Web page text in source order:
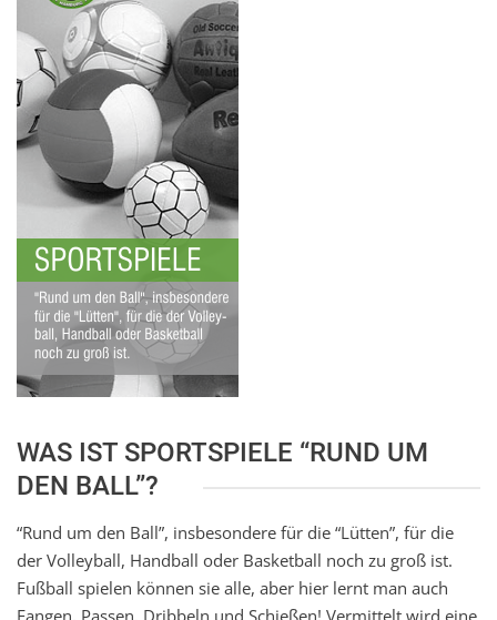
WAS IST SPORTSPIELE “RUND UM
DEN BALL”?
“Rund um den Ball”, insbesondere für die “Lütten”, für die
der Volleyball, Handball oder Basketball noch zu groß ist.
Fußball spielen können sie alle, aber hier lernt man auch
Fangen, Passen, Dribbeln und Schießen! Vermittelt wird eine